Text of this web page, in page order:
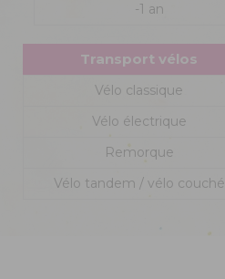
-1 an
Transport vélos
Vélo classique
Vélo électrique
Remorque
Vélo tandem / vélo couché